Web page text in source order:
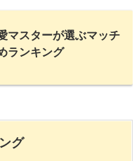
マスターが選ぶマッチ
ランキング
グ